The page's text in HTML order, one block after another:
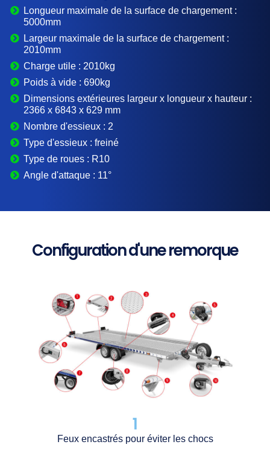
Longueur maximale de la surface de chargement :
5000mm
Largeur maximale de la surface de chargement :
2010mm
Charge utile : 2010kg
Poids à vide : 690kg
Dimensions extérieures largeur x longueur x hauteur :
2366 x 6843 x 629 mm
Nombre d'essieux : 2
Type d'essieux : freiné
Type de roues : R10
Angle d'attaque : 11°
Configuration d'une remorque
1
Feux encastrés pour éviter les chocs